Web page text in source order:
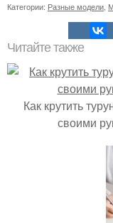
Категории: Разные модели
Читайте также
Как крутить
своими